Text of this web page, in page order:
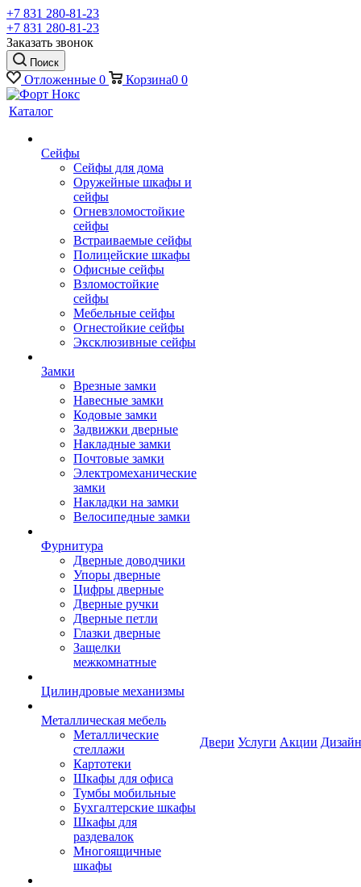
+7 831 280-81-23
+7 831 280-81-23
Заказать звонок
Поиск
Отложенные 0 Корзина0 0
Каталог
Сейфы
Сейфы для дома
Оружейные шкафы и
сейфы
Огневзломостойкие
сейфы
Встраиваемые сейфы
Полицейские шкафы
Офисные сейфы
Взломостойкие
сейфы
Мебельные сейфы
Огнестойкие сейфы
Эксклюзивные сейфы
Замки
Врезные замки
Навесные замки
Кодовые замки
Задвижки дверные
Накладные замки
Почтовые замки
Электромеханические
замки
Накладки на замки
Велосипедные замки
Фурнитура
Дверные доводчики
Упоры дверные
Цифры дверные
Дверные ручки
Дверные петли
Глазки дверные
Защелки
межкомнатные
Цилиндровые механизмы
Металлическая мебель
Металлические
стеллажи
Картотеки
Шкафы для офиса
Тумбы мобильные
Бухгалтерские шкафы
Шкафы для
раздевалок
Многоящичные
шкафы
Двери Услуги Акции